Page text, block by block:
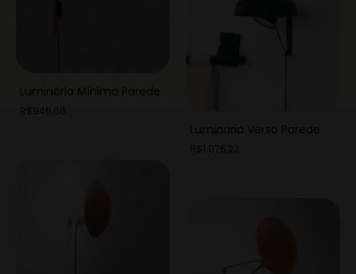
Luminária Mínima Parede
R$946,66
Luminária Verso Parede
R$1.075,22